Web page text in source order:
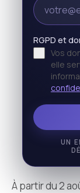
RGPD et
Vos
elle
UN
À partir du 2